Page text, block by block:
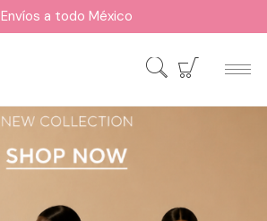
Envíos a todo México